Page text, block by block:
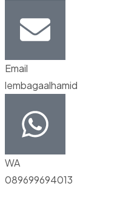
Email
lembagaalhamid
WA
089699694013